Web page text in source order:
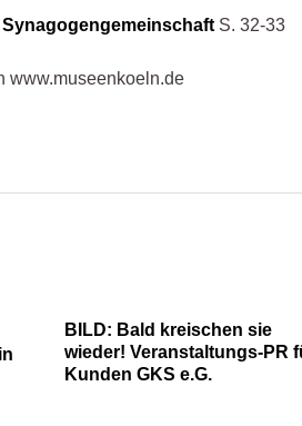
Synagogengemeinschaft S. 32-33
www.museenkoeln.de
BILD: Bald kreischen sie
wieder! Veranstaltungs-PR
Kunden GKS e.G.